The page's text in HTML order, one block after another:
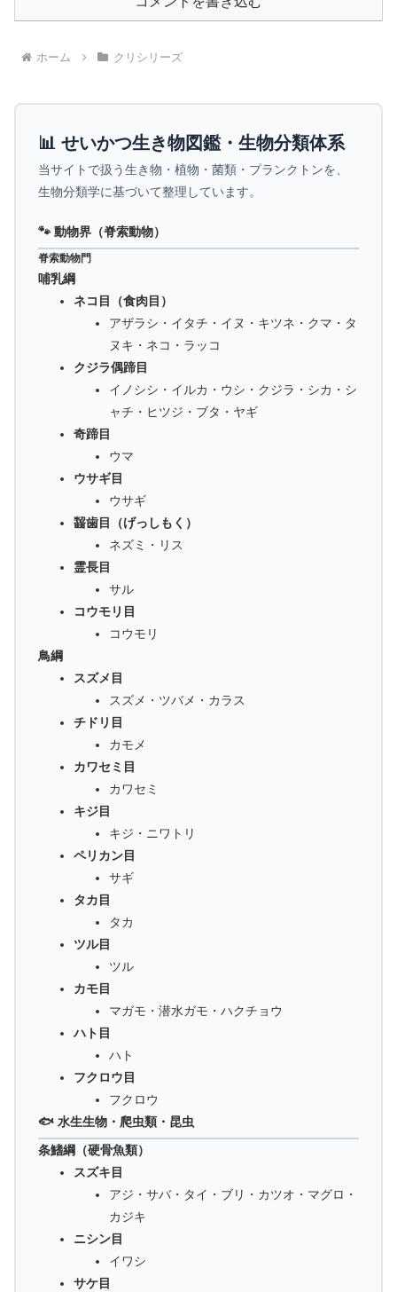
ホーム クリシリーズ
📊 せいかつ生き物図鑑・生物分類体系
当サイトで扱う生き物・植物・菌類・プランクトンを、
生物分類学に基づいて整理しています。
🐾 動物界（脊索動物）
脊索動物門
哺乳綱
ネコ目（食肉目）
アザラシ・イタチ・イヌ・キツネ・クマ・タ
ヌキ・ネコ・ラッコ
クジラ偶蹄目
イノシシ・イルカ・ウシ・クジラ・シカ・シ
ャチ・ヒツジ・ブタ・ヤギ
奇蹄目
ウマ
ウサギ目
ウサギ
齧歯目（げっしもく）
ネズミ・リス
霊長目
サル
コウモリ目
コウモリ
鳥綱
スズメ目
スズメ・ツバメ・カラス
チドリ目
カモメ
カワセミ目
カワセミ
キジ目
キジ・ニワトリ
ペリカン目
サギ
タカ目
タカ
ツル目
ツル
カモ目
マガモ・潜水ガモ・ハクチョウ
ハト目
ハト
フクロウ目
フクロウ
🐟 水生生物・爬虫類・昆虫
条鰭綱（硬骨魚類）
スズキ目
アジ・サバ・タイ・ブリ・カツオ・マグロ・
カジキ
ニシン目
イワシ
サケ目